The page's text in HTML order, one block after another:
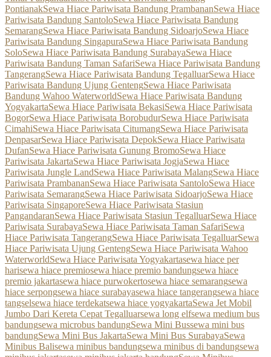
PontianakSewa Hiace Pariwisata Bandung PrambananSewa Hiace
Pariwisata Bandung SantoloSewa Hiace Pariwisata Bandung
SemarangSewa Hiace Pariwisata Bandung SidoarjoSewa Hiace
Pariwisata Bandung SingapuraSewa Hiace Pariwisata Bandung
SoloSewa Hiace Pariwisata Bandung SurabayaSewa Hiace
Pariwisata Bandung Taman SafariSewa Hiace Pariwisata Bandung
TangerangSewa Hiace Pariwisata Bandung TegalluarSewa Hiace
Pariwisata Bandung Ujung GentengSewa Hiace Pariwisata
Bandung Wahoo WaterworldSewa Hiace Pariwisata Bandung
YogyakartaSewa Hiace Pariwisata BekasiSewa Hiace Pariwisata
BogorSewa Hiace Pariwisata BorobudurSewa Hiace Pariwisata
CimahiSewa Hiace Pariwisata CitumangSewa Hiace Pariwisata
DenpasarSewa Hiace Pariwisata DepokSewa Hiace Pariwisata
DufanSewa Hiace Pariwisata Gunung BromoSewa Hiace
Pariwisata JakartaSewa Hiace Pariwisata JogjaSewa Hiace
Pariwisata Jungle LandSewa Hiace Pariwisata MalangSewa Hiace
Pariwisata PrambananSewa Hiace Pariwisata SantoloSewa Hiace
Pariwisata SemarangSewa Hiace Pariwisata SidoarjoSewa Hiace
Pariwisata SingaporeSewa Hiace Pariwisata Stasiun
PangandaranSewa Hiace Pariwisata Stasiun TegalluarSewa Hiace
Pariwisata SurabayaSewa Hiace Pariwisata Taman SafariSewa
Hiace Pariwisata TangerangSewa Hiace Pariwisata TegalluarSewa
Hiace Pariwisata Ujung GentengSewa Hiace Pariwisata Wahoo
WaterworldSewa Hiace Pariwisata Yogyakartasewa hiace per
harisewa hiace premiosewa hiace premio bandungsewa hiace
premio jakartasewa hiace purwokertosewa hiace semarangsewa
hiace serpongsewa hiace surabayasewa hiace tangerangsewa hiace
tangselsewa hiace terdekatsewa hiace yogyakartaSewa Jet Mobil
Jumbo Dari Kereta Cepat Tegalluarsewa long elfsewa medium bus
bandungsewa microbus bandungSewa Mini Bussewa mini bus
bandungSewa Mini Bus JakartaSewa Mini Bus SurabayaSewa
Minibus Balisewa minibus bandungsewa minibus di bandungsewa